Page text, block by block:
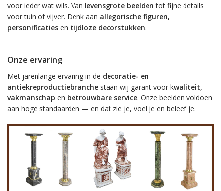
voor ieder wat wils. Van levensgrote beelden tot fijne details
voor tuin of vijver. Denk aan allegorische figuren,
personificaties en tijdloze decorstukken.
Onze ervaring
Met jarenlange ervaring in de decoratie- en
antiekreproductiebranche staan wij garant voor kwaliteit,
vakmanschap en betrouwbare service. Onze beelden voldoen
aan hoge standaarden — en dat zie je, voel je en beleef je.